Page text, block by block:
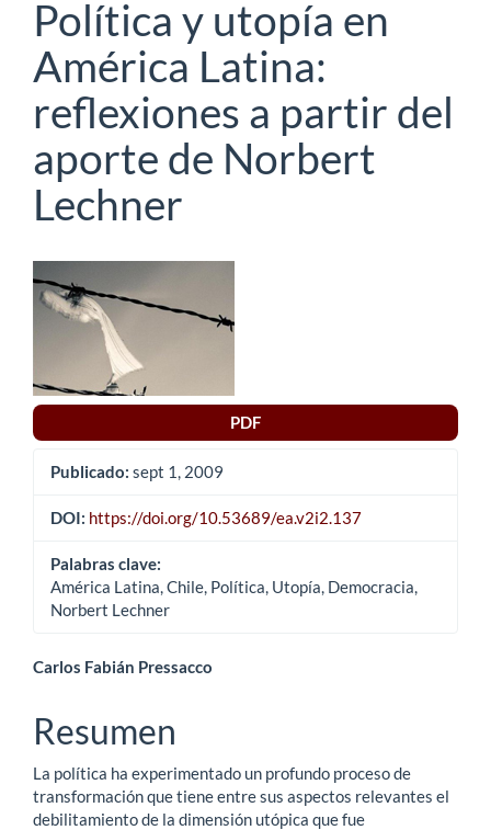
Política y utopía en
América Latina:
reflexiones a partir del
aporte de Norbert
Lechner
Barra
lateral
del
artículo
PDF
Publicado: sept 1, 2009
DOI: https://doi.org/10.53689/ea.v2i2.137
Palabras clave:
América Latina, Chile, Política, Utopía, Democracia,
Norbert Lechner
Contenido
principal
del
artículo
Carlos Fabián Pressacco
Resumen
La política ha experimentado un profundo proceso de
transformación que tiene entre sus aspectos relevantes el
debilitamiento de la dimensión utópica que fue